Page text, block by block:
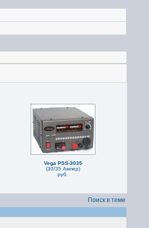
Vega PSS-3035
(30/35 Ампер)
руб.
Поиск в теме